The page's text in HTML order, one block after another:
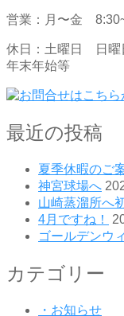
営業：月〜金
休日：土曜日 日曜
年末年始等
最近の投稿
夏季休暇のご
神宮球場へ
山崎蒸溜所へ
4月ですね！
ゴールデンウ
カテゴリー
・お知らせ